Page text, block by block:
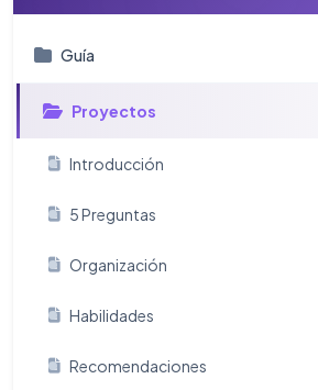
Guí­a
Proyectos
Introducción
5 Preguntas
Organización
Habilidades
Recomendaciones